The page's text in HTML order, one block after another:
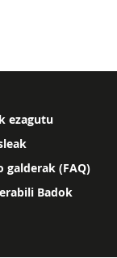
ezagutu
galderak (FAQ)
Badok